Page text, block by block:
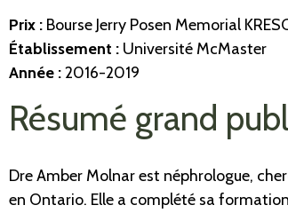
Prix : Bourse Jerry Posen Memorial
Établissement : Université McMaster
Année :2016-2019
Résumé grand
Dre Amber Molnar est néphrologue,
en Ontario. Elle a complété sa